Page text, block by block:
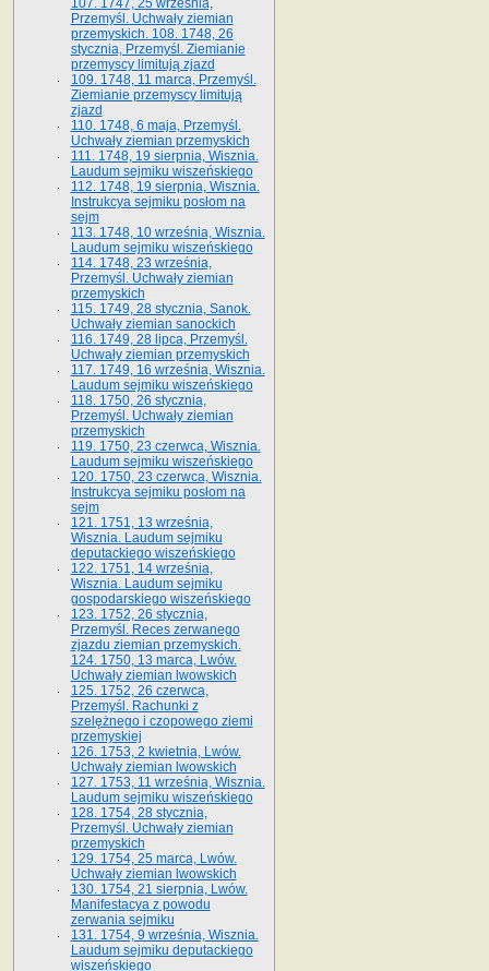
107. 1747, 25 września,
Przemyśl. Uchwały ziemian
przemyskich. 108. 1748, 26
stycznia, Przemyśl. Ziemianie
przemyscy limitują zjazd
109. 1748, 11 marca, Przemyśl.
Ziemianie przemyscy limitują
zjazd
110. 1748, 6 maja, Przemyśl.
Uchwały ziemian przemyskich
111. 1748, 19 sierpnia, Wisznia.
Laudum sejmiku wiszeńskiego
112. 1748, 19 sierpnia, Wisznia.
Instrukcya sejmiku posłom na
sejm
113. 1748, 10 września, Wisznia.
Laudum sejmiku wiszeńskiego
114. 1748, 23 września,
Przemyśl. Uchwały ziemian
przemyskich
115. 1749, 28 stycznia, Sanok.
Uchwały ziemian sanockich
116. 1749, 28 lipca, Przemyśl.
Uchwały ziemian przemyskich
117. 1749, 16 września, Wisznia.
Laudum sejmiku wiszeńskiego
118. 1750, 26 stycznia,
Przemyśl. Uchwały ziemian
przemyskich
119. 1750, 23 czerwca, Wisznia.
Laudum sejmiku wiszeńskiego
120. 1750, 23 czerwca, Wisznia.
Instrukcya sejmiku posłom na
sejm
121. 1751, 13 września,
Wisznia. Laudum sejmiku
deputackiego wiszeńskiego
122. 1751, 14 września,
Wisznia. Laudum sejmiku
gospodarskiego wiszeńskiego
123. 1752, 26 stycznia,
Przemyśl. Reces zerwanego
zjazdu ziemian przemyskich.
124. 1750, 13 marca, Lwów.
Uchwały ziemian lwowskich
125. 1752, 26 czerwca,
Przemyśl. Rachunki z
szelężnego i czopowego ziemi
przemyskiej
126. 1753, 2 kwietnia, Lwów.
Uchwały ziemian lwowskich
127. 1753, 11 września, Wisznia.
Laudum sejmiku wiszeńskiego
128. 1754, 28 stycznia,
Przemyśl. Uchwały ziemian
przemyskich
129. 1754, 25 marca, Lwów.
Uchwały ziemian lwowskich
130. 1754, 21 sierpnia, Lwów.
Manifestacya z powodu
zerwania sejmiku
131. 1754, 9 września, Wisznia.
Laudum sejmiku deputackiego
wiszeńskiego